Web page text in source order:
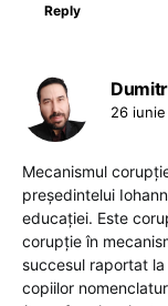
Reply
26
Mecanismul
președintelui
educației. Este
corupție în
succesul raportat
copiilor